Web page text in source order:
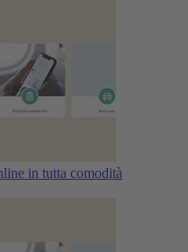
in tutta comodità